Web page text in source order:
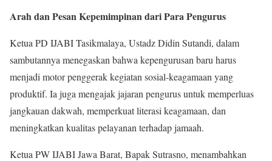
Arah dan Pesan Kepemimpinan dari Para Pengurus
Ketua PD IJABI Tasikmalaya, Ustadz Didin Sutandi, dalam
sambutannya menegaskan bahwa kepengurusan baru harus
menjadi motor penggerak kegiatan sosial-keagamaan yang
produktif. Ia juga mengajak jajaran pengurus untuk memperluas
jangkauan dakwah, memperkuat literasi keagamaan, dan
meningkatkan kualitas pelayanan terhadap jamaah.
Ketua PW IJABI Jawa Barat, Bapak Sutrasno, menambahkan